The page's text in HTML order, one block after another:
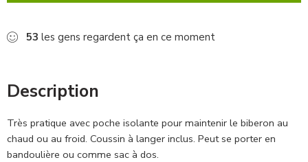
53 les gens regardent ça en ce moment
Description
Très pratique avec poche isolante pour maintenir le biberon au
chaud ou au froid. Coussin à langer inclus. Peut se porter en
bandoulière ou comme sac à dos.